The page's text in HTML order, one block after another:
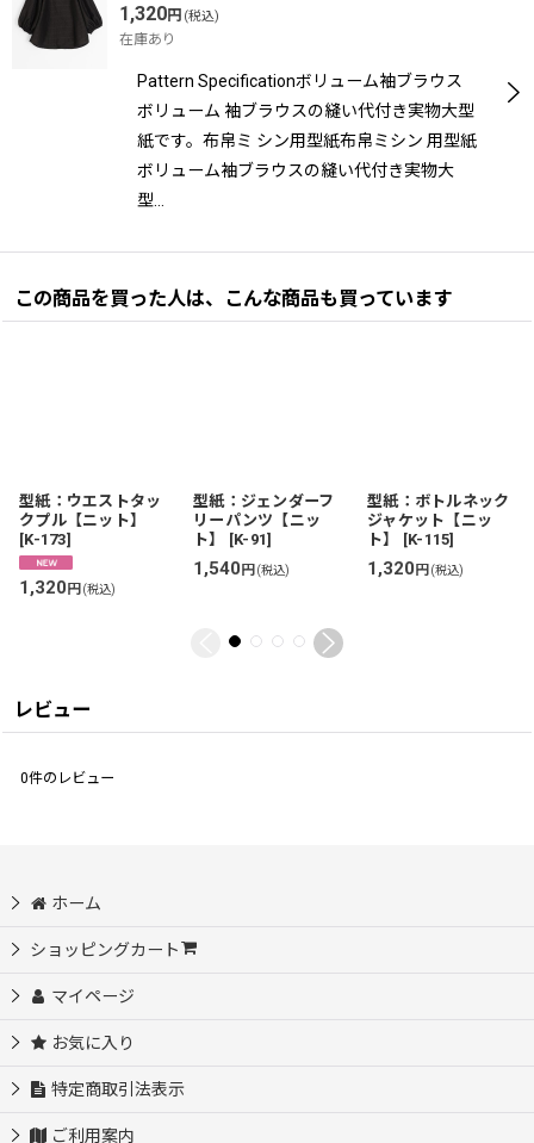
1,320円 (税込)
在庫あり
Pattern Specificationボリューム袖ブラウス
ボリューム 袖ブラウスの縫い代付き実物大型
紙です。布帛ミ シン用型紙布帛ミシン 用型紙
ボリューム袖ブラウスの縫い代付き実物大
型…
この商品を買った人は、こんな商品も買っています
型紙：ウエストタッ
クプル【ニット】
[K-173]
1,320円(税込)
型紙：ジェンダーフ
リーパンツ【ニッ
ト】
[K-91]
1,540円(税込)
型紙：ボトルネック
ジャケット【ニッ
ト】
[K-115]
1,320円(税込)
レビュー
0件のレビュー
ホーム
ショッピングカート
マイページ
お気に入り
特定商取引法表示
ご利用案内